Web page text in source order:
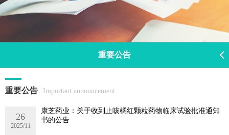
重要公告
重要公告 Important announcement
26
2025/11
康芝药业：关于收到止咳橘红颗粒药物临床试验批准通知
书的公告